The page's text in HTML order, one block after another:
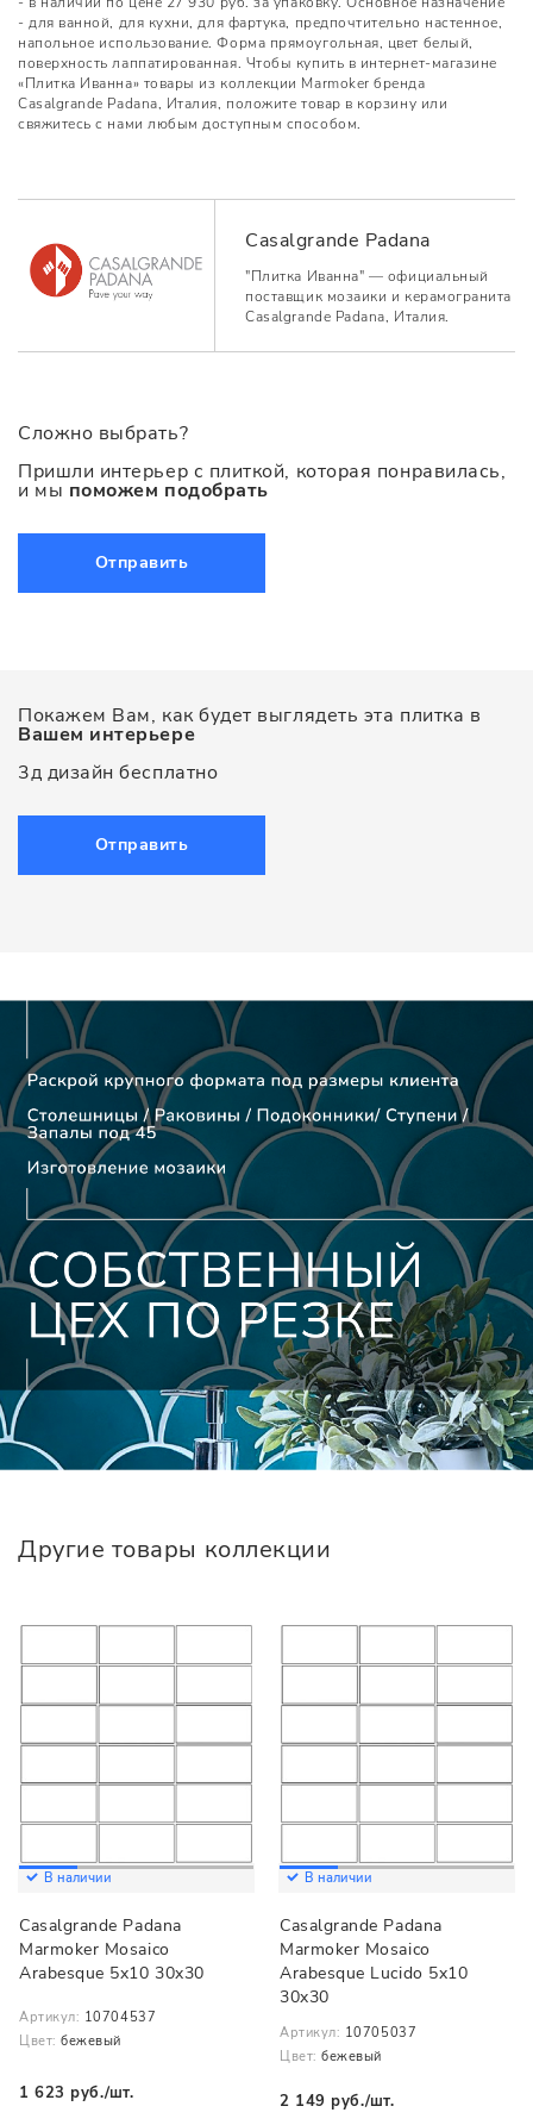
- для ванной, для кухни, для фартука, предпочтительно настенное,
напольное использование. Форма прямоугольная, цвет белый,
поверхность лаппатированная. Чтобы купить в интернет-магазине
«Плитка Иванна» товары из коллекции Marmoker бренда
Casalgrande Padana, Италия, положите товар в корзину или
свяжитесь с нами любым доступным способом.
Casalgrande Padana
"Плитка Иванна" — официальный
поставщик мозаики и керамогранита
Casalgrande Padana, Италия.
Сложно выбрать?
Пришли интерьер с плиткой, которая понравилась,
и мы поможем подобрать
Отправить
Покажем Вам, как будет выглядеть эта плитка в
Вашем интерьере
3д дизайн бесплатно
Отправить
Другие товары коллекции
В наличии
Casalgrande Padana
Marmoker Mosaico
Arabesque 5x10 30x30
Артикул: 10704537
Цвет: бежевый
1 623 руб./шт.
В наличии
Casalgrande Padana
Marmoker Mosaico
Arabesque Lucido 5x10
30x30
Артикул: 10705037
Цвет: бежевый
2 149 руб./шт.